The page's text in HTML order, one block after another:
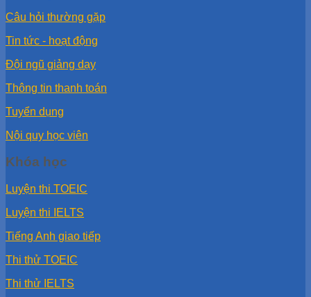
Câu hỏi thường gặp
Tin tức - hoạt động
Đội ngũ giảng dạy
Thông tin thanh toán
Tuyển dụng
Nội quy học viên
Khóa học
Luyện thi TOEIC
Luyện thi IELTS
Tiếng Anh giao tiếp
Thi thử TOEIC
Thi thử IELTS